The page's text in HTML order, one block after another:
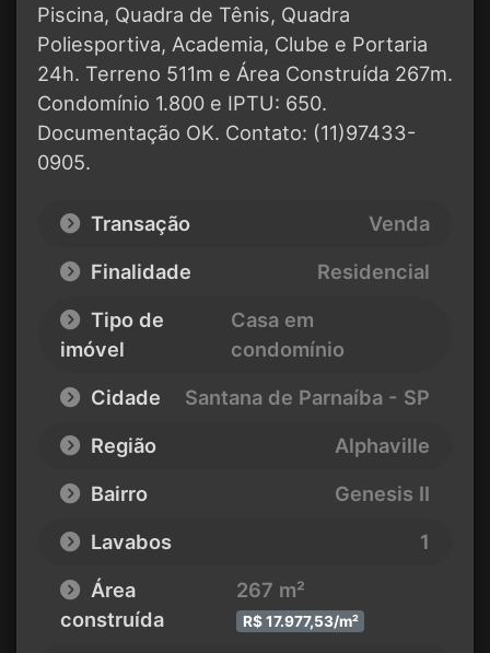
Piscina, Quadra de Tênis, Quadra
Poliesportiva, Academia, Clube e Portaria
24h. Terreno 511m e Área Construída 267m.
Condomínio 1.800 e IPTU: 650.
Documentação OK. Contato: (11)97433-
0905.
Transação
Venda
Finalidade
Residencial
Tipo de
imóvel
Casa em
condomínio
Cidade
Santana de Parnaíba - SP
Região
Alphaville
Bairro
Genesis II
Lavabos
1
Área
construída
267 m²
R$ 17.977,53/m²